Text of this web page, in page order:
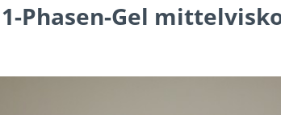
1-Phasen-Gel